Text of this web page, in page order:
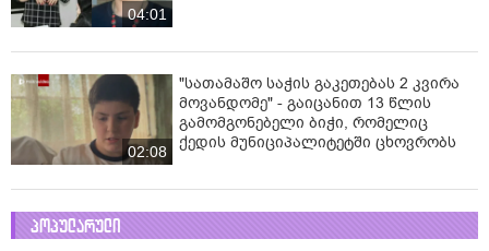
04:01
02:08
"სათამაშო საჭის გაკეთებას 2 კვირა
მოვანდომე" - გაიცანით 13 წლის
გამომგონებელი ბიჭი, რომელიც
ქედის მუნიციპალიტეტში ცხოვრობს
პოპულარული